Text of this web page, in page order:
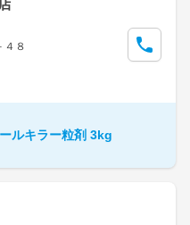
８
ルキラー粒剤 3kg